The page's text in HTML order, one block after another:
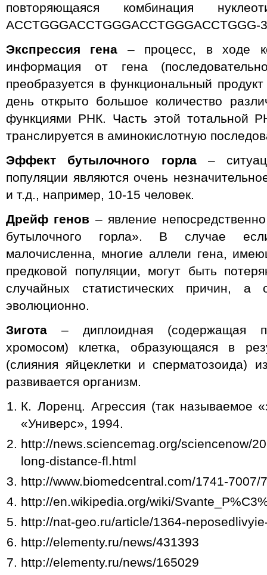
повторяющаяся комбинация
ACCTGGGACCTGGGACCTGGGACCTGGG-
Экспрессия гена – процесс, в ходе
информация от гена
преобразуется в функциональный
день открыто большое количество
функциями РНК. Часть этой тотальной
транслируется в аминокислотную
Эффект бутылочного горла–
популяции являются очень
и т.д., например, 10-15 человек.
Дрейф генов – явление
бутылочного горла». В случае
малочисленна, многие аллели гена,
предковой популяции, могут быть
случайных статистических причин, а
эволюционно.
Зигота – диплоидная (содержащая
хромосом) клетка, образующаяся в
(слияния яйцеклетки и сперматозоида)
развивается организм.
К. Лоренц. Агрессия (так называемое
«Универс», 1994.
http://news.sciencemag.org/sciencenow/
long-distance-fl.html
http://www.biomedcentral.com/1741-7007/
http://en.wikipedia.org/wiki/
http://nat-geo.ru/article/1364-
http://elementy.ru/news/431393
http://elementy.ru/news/165029